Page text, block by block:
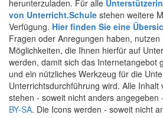
herunterzuladen. Für alle
von Unterricht.Schule stehen weitere
Verfügung. Hier finden Sie eine
Fragen oder Anregungen haben, nutzen
Möglichkeiten, die Ihnen hierfür auf
werden, damit sich das Internetangebot
und ein nützliches Werkzeug für die
Unterrichtsdurchführung wird. Alle Inhalt
stehen - soweit nicht anders angegeben
BY-SA. Die Icons werden - soweit nicht